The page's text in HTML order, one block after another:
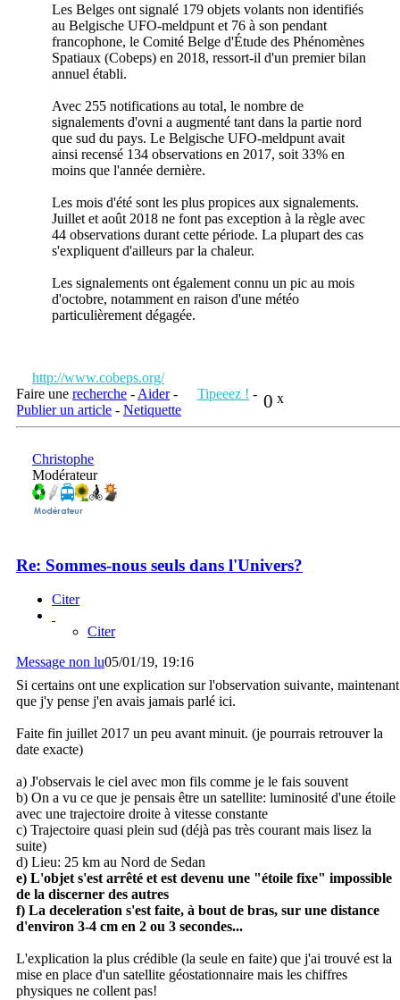
Les Belges ont signalé 179 objets volants non identifiés
au Belgische UFO-meldpunt et 76 à son pendant
francophone, le Comité Belge d'Étude des Phénomènes
Spatiaux (Cobeps) en 2018, ressort-il d'un premier bilan
annuel établi.
Avec 255 notifications au total, le nombre de
signalements d'ovni a augmenté tant dans la partie nord
que sud du pays. Le Belgische UFO-meldpunt avait
ainsi recensé 134 observations en 2017, soit 33% en
moins que l'année dernière.
Les mois d'été sont les plus propices aux signalements.
Juillet et août 2018 ne font pas exception à la règle avec
44 observations durant cette période. La plupart des cas
s'expliquent d'ailleurs par la chaleur.
Les signalements ont également connu un pic au mois
d'octobre, notamment en raison d'une météo
particulièrement dégagée.
http://www.cobeps.org/
0 x
Faire une recherche - Aider- Tipeeez ! -
Publier un article - Netiquette
Christophe
Modérateur
Re: Sommes-nous seuls dans l'Univers?
Citer
Citer
Message non lu05/01/19, 19:16
Si certains ont une explication sur l'observation suivante, maintenant
que j'y pense j'en avais jamais parlé ici.
Faite fin juillet 2017 un peu avant minuit. (je pourrais retrouver la
date exacte)
a) J'observais le ciel avec mon fils comme je le fais souvent
b) On a vu ce que je pensais être un satellite: luminosité d'une étoile
avec une trajectoire droite à vitesse constante
c) Trajectoire quasi plein sud (déjà pas très courant mais lisez la
suite)
d) Lieu: 25 km au Nord de Sedan
e) L'objet s'est arrêté et est devenu une "étoile fixe" impossible
de la discerner des autres
f) La deceleration s'est faite, à bout de bras, sur une distance
d'environ 3-4 cm en 2 ou 3 secondes...
L'explication la plus crédible (la seule en faite) que j'ai trouvé est la
mise en place d'un satellite géostationnaire mais les chiffres
physiques ne collent pas!